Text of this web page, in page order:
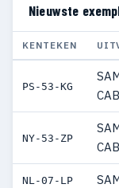
Nieuwste
KENTEKEN
PS-53-KG
NY-53-ZP
NL-07-LP